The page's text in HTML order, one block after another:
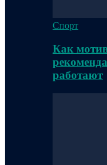
Спорт
Как
работают